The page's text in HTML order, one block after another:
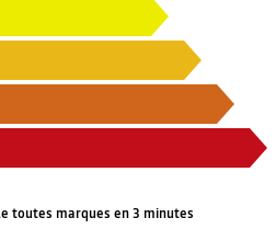
toutes marques en 3 minutes